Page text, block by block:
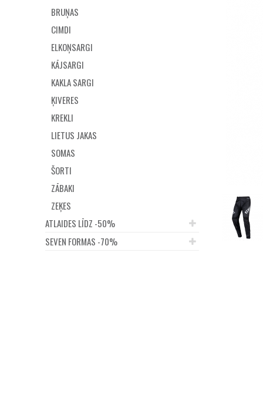
BRUŅAS
CIMDI
ELKOŅSARGI
KĀJSARGI
KAKLA SARGI
ĶIVERES
KREKLI
LIETUS JAKAS
SOMAS
ŠORTI
ZĀBAKI
ZEĶES
ATLAIDES LĪDZ -50%
SEVEN FORMAS -70%